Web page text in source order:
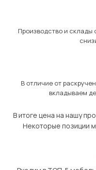
Производство и
В отличие от
вкладываем
В итоге цена на нашу
Некоторые позиции